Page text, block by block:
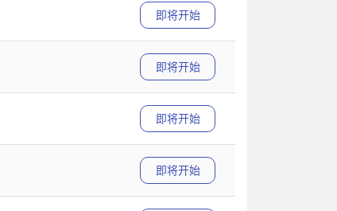
即将开始
即将开始
即将开始
即将开始